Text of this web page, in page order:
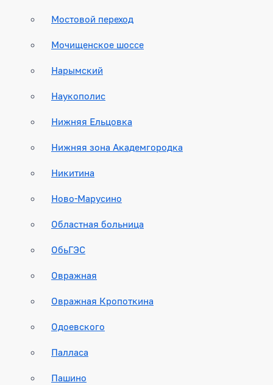
Мостовой переход
Мочищенское шоссе
Нарымский
Наукополис
Нижняя Ельцовка
Нижняя зона Академгородка
Никитина
Ново-Марусино
Областная больница
ОбьГЭС
Овражная
Овражная Кропоткина
Одоевского
Палласа
Пашино